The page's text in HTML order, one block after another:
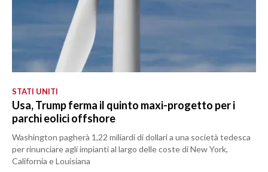
STATI UNITI
Usa, Trump ferma il quinto maxi-progetto per i
parchi eolici offshore
Washington pagherà 1,22 miliardi di dollari a una società tedesca
per rinunciare agli impianti al largo delle coste di New York,
California e Louisiana